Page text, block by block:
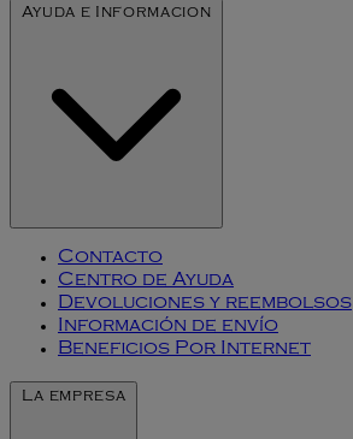
Ayuda e Informacion
Contacto
Centro de Ayuda
Devoluciones y reembolsos
Información de envío
Beneficios Por Internet
La empresa